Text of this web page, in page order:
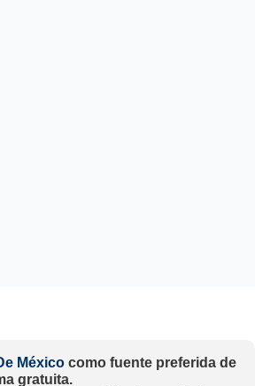
México como fuente preferida de
gratuita.